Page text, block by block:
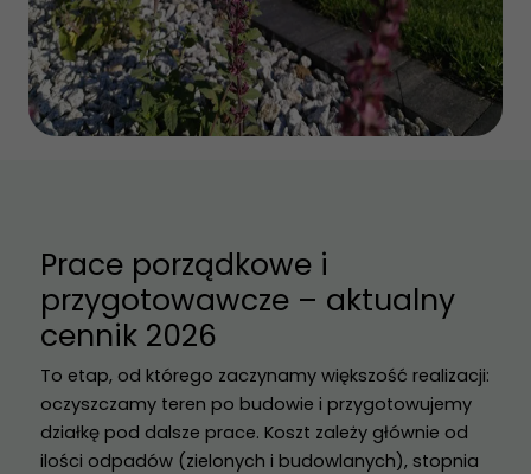
Prace porządkowe i
przygotowawcze – aktualny
cennik 2026
To etap, od którego zaczynamy większość realizacji:
oczyszczamy teren po budowie i przygotowujemy
działkę pod dalsze prace. Koszt zależy głównie od
ilości odpadów (zielonych i budowlanych), stopnia